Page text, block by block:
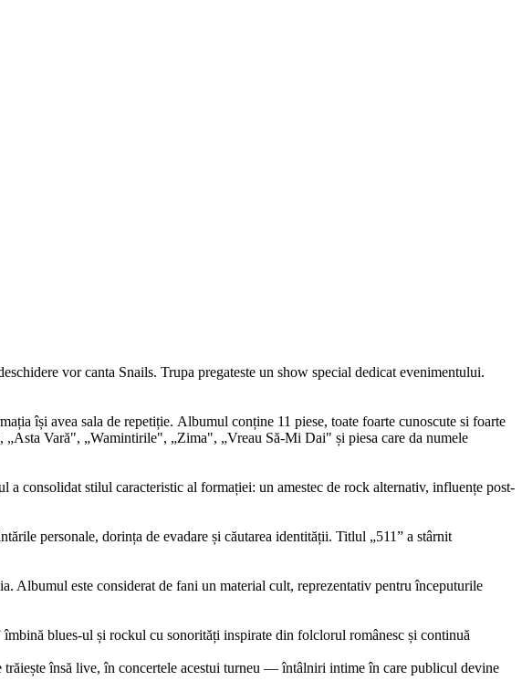
vor canta Snails. Trupa pregateste un show special dedicat evenimentului.
își avea sala de repetiție. Albumul conține 11 piese, toate foarte cunoscute si foarte
Vară", „Wamintirile", „Zima", „Vreau Să-Mi Dai" și piesa care da numele
consolidat stilul caracteristic al formației: un amestec de rock alternativ, influențe post-
personale, dorința de evadare și căutarea identității. Titlul „511” a stârnit
Albumul este considerat de fani un material cult, reprezentativ pentru începuturile
blues-ul și rockul cu sonorități inspirate din folclorul românesc și continuă
însă live, în concertele acestui turneu — întâlniri intime în care publicul devine